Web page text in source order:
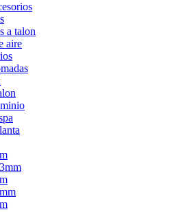
a talon
aire